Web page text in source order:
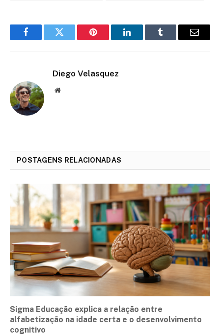
FacebookTwitter Pinterest LinkedInTumblr Email
Diego Velasquez
Website
POSTAGENS RELACIONADAS
Sigma Educação explica a relação entre
alfabetização na idade certa e o desenvolvimento
cognitivo